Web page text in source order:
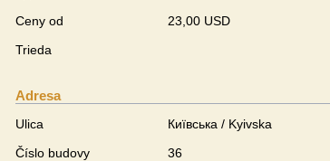
Ceny od
23,00 USD
Trieda
Adresa
Ulica
Київська / Kyivska
Číslo budovy
36